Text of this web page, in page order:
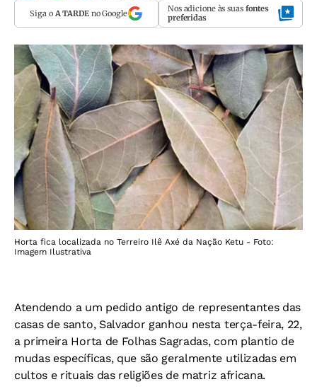
Siga o A TARDEno Google Nos adicione às suas fontes
preferidas
Horta fica localizada no Terreiro Ilê Axé da Nação Ketu - Foto:
Imagem Ilustrativa
Atendendo a um pedido antigo de representantes das
casas de santo, Salvador ganhou nesta terça-feira, 22,
a primeira Horta de Folhas Sagradas, com plantio de
mudas específicas, que são geralmente utilizadas em
cultos e rituais das religiões de matriz africana.